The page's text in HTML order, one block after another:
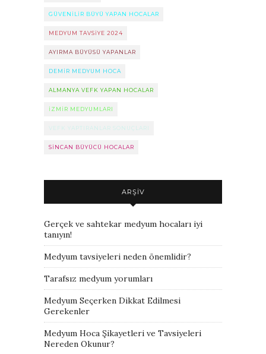
GÜVENILIR BÜYÜ YAPAN HOCALAR
MEDYUM TAVSIYE 2024
AYIRMA BÜYÜSÜ YAPANLAR
DEMIR MEDYUM HOCA
ALMANYA VEFK YAPAN HOCALAR
IZMIR MEDYUMLARI
VEFK YAPTIRANLAR SONUÇLARI
SINCAN BÜYÜCÜ HOCALAR
ARŞIV
Gerçek ve sahtekar medyum hocaları iyi
tanıyın!
Medyum tavsiyeleri neden önemlidir?
Tarafsız medyum yorumları
Medyum Seçerken Dikkat Edilmesi
Gerekenler
Medyum Hoca Şikayetleri ve Tavsiyeleri
Nereden Okunur?